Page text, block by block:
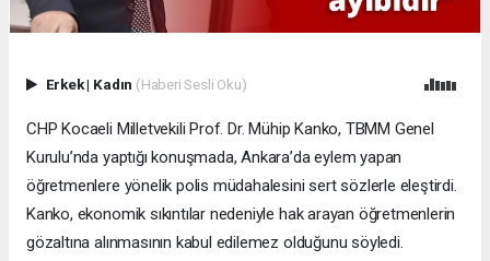
Erkek| Kadın (Haberi Sesli Oku)
CHP Kocaeli Milletvekili Prof. Dr. Mühip Kanko, TBMM Genel
Kurulu’nda yaptığı konuşmada, Ankara’da eylem yapan
öğretmenlere yönelik polis müdahalesini sert sözlerle eleştirdi.
Kanko, ekonomik sıkıntılar nedeniyle hak arayan öğretmenlerin
gözaltına alınmasının kabul edilemez olduğunu söyledi.